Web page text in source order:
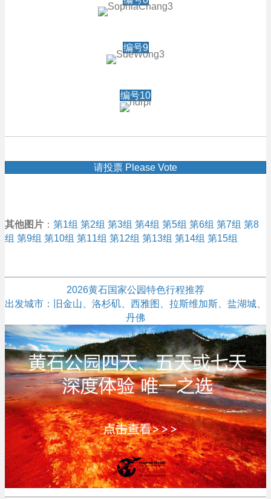
编号9
编号10
请投票 Please Vote
其他图片 ： 第1组 第2组 第3组 第4组 第5组 第6组 第7组 第8
组 第9组 第10组 第11组 第12组 第13组 第14组 第15组
2026黄石国家公园特色行程推荐
出发城市：旧金山、洛杉矶、西雅图、拉斯维加斯、盐湖城、
丹佛